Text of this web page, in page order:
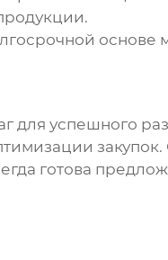
основе
для успешного
готова